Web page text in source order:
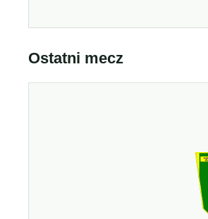
Ostatni mecz